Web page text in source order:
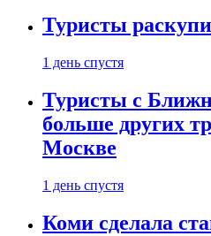
Туристы
1 день спустя
Туристы с
больше других
Москве
1 день спустя
Коми сделала